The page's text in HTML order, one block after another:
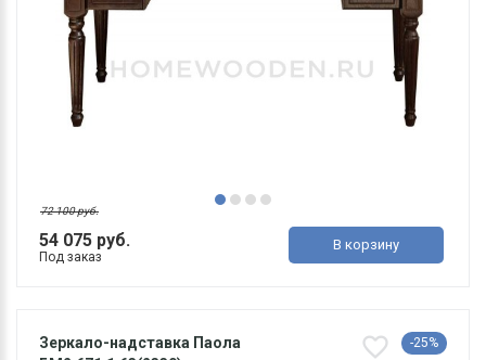
54 075 руб.
72 100 руб.
Под заказ
В корзину
Зеркало-надставка Паола
-25%